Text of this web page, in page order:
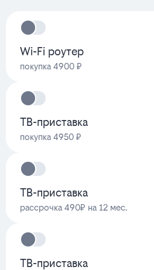
Wi-Fi роутер
покупка 4900 ₽
ТВ-приставка
покупка 4950 ₽
ТВ-приставка
рассрочка 490₽ на 12 мес.
ТВ-приставка